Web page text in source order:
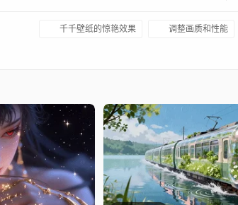
千千壁纸的惊艳效果 调整画质和性能